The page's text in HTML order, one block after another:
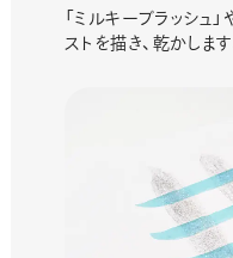
「ミルキーブラッシュ」
ストを描き、乾かします